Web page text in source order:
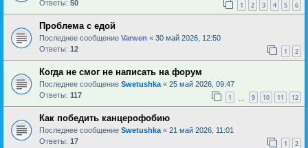
Ответы: 50 1 2 3 4 5 6
Проблема с едой
Последнее сообщение Varwen « 30 май 2026, 12:50
Ответы: 12 1 2
Когда не смог не написать на форум
Последнее сообщение Swetushka « 25 май 2026, 09:47
Ответы: 117 1 9 10 11 12
Как победить канцерофобию
Последнее сообщение Swetushka « 21 май 2026, 11:01
Ответы: 17 1 2